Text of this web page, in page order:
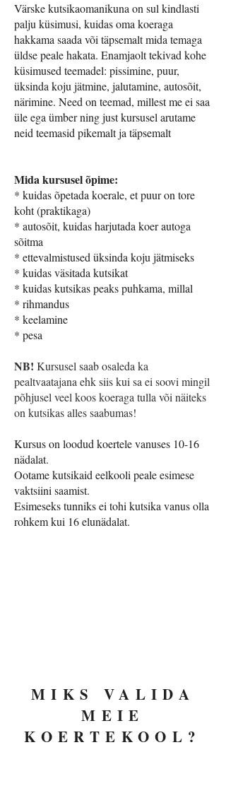
Värske kutsikaomanikuna on sul kindlasti
palju küsimusi, kuidas oma koeraga
hakkama saada või täpsemalt mida temaga
üldse peale hakata. Enamjaolt tekivad kohe
küsimused teemadel: pissimine, puur,
üksinda koju jätmine, jalutamine, autosõit,
närimine. Need on teemad, millest me ei saa
üle ega ümber ning just kursusel arutame
neid teemasid pikemalt ja täpsemalt
Mida kursusel õpime:
* kuidas õpetada koerale, et puur on tore
koht (praktikaga)
* autosõit, kuidas harjutada koer autoga
sõitma
* ettevalmistused üksinda koju jätmiseks
* kuidas väsitada kutsikat
* kuidas kutsikas peaks puhkama, millal
* rihmandus
* keelamine
* pesa
NB! Kursusel saab osaleda ka
pealtvaatajana ehk siis kui sa ei soovi mingil
põhjusel veel koos koeraga tulla või näiteks
on kutsikas alles saabumas!
Kursus on loodud koertele vanuses 10-16
nädalat.
Ootame kutsikaid eelkooli peale esimese
vaktsiini saamist.
Esimeseks tunniks ei tohi kutsika vanus olla
rohkem kui 16 elunädalat.
MIKS VALIDA
MEIE
KOERTEKOOL?